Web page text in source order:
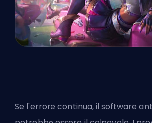
Se l'errore continua, il software